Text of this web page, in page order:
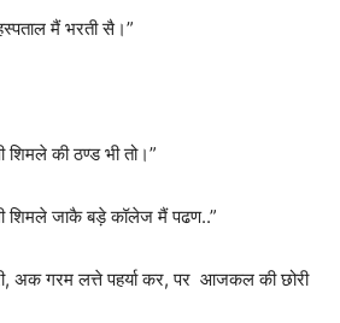
मैं भरती सै।”
शिमले की ठण्ड भी तो।”
शिमले जाकै बड़े कॉलेज मैं पढण..”
अक गरम लत्ते पहर्या कर, पर आजकल की छोरी